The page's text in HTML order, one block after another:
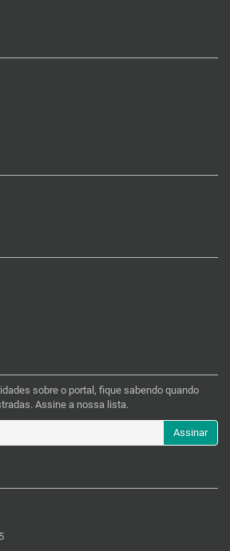
sobre o portal, fique sabendo quando
Assine a nossa lista.
Assinar